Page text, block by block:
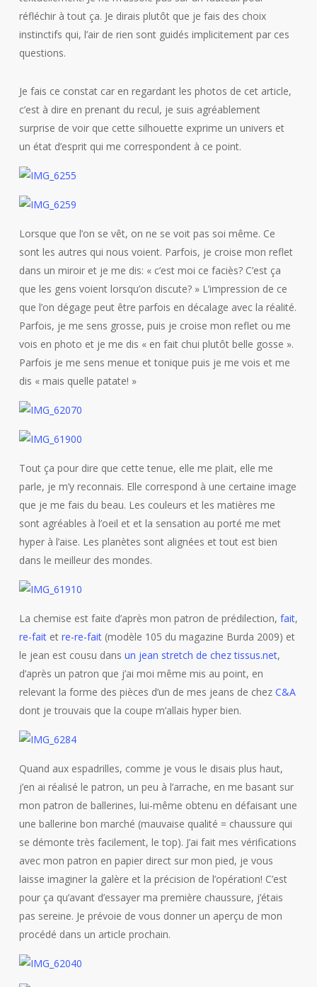
réfléchir à tout ça. Je dirais plutôt que je fais des choix
instinctifs qui, l’air de rien sont guidés implicitement par ces
questions.
Je fais ce constat car en regardant les photos de cet article,
c’est à dire en prenant du recul, je suis agréablement
surprise de voir que cette silhouette exprime un univers et
un état d’esprit qui me correspondent à ce point.
Lorsque que l’on se vêt, on ne se voit pas soi même. Ce
sont les autres qui nous voient. Parfois, je croise mon reflet
dans un miroir et je me dis: « c’est moi ce faciès? C’est ça
que les gens voient lorsqu’on discute? » L’impression de ce
que l’on dégage peut être parfois en décalage avec la réalité.
Parfois, je me sens grosse, puis je croise mon reflet ou me
vois en photo et je me dis « en fait chui plutôt belle gosse ».
Parfois je me sens menue et tonique puis je me vois et me
dis « mais quelle patate! »
Tout ça pour dire que cette tenue, elle me plait, elle me
parle, je m’y reconnais. Elle correspond à une certaine image
que je me fais du beau. Les couleurs et les matières me
sont agréables à l’oeil et et la sensation au porté me met
hyper à l’aise. Les planètes sont alignées et tout est bien
dans le meilleur des mondes.
La chemise est faite d’après mon patron de prédilection, fait,
re-faitet re-re-fait(modèle 105 du magazine Burda 2009) et
le jean est cousu dans un jean stretch de chez tissus.net,
d’après un patron que j’ai moi même mis au point, en
relevant la forme des pièces d’un de mes jeans de chez C&A
dont je trouvais que la coupe m’allais hyper bien.
Quand aux espadrilles, comme je vous le disais plus haut,
j’en ai réalisé le patron, un peu à l’arrache, en me basant sur
mon patron de ballerines, lui-même obtenu en défaisant une
une ballerine bon marché (mauvaise qualité = chaussure qui
se démonte très facilement, le top). J’ai fait mes vérifications
avec mon patron en papier direct sur mon pied, je vous
laisse imaginer la galère et la précision de l’opération! C’est
pour ça qu’avant d’essayer ma première chaussure, j’étais
pas sereine. Je prévoie de vous donner un aperçu de mon
procédé dans un article prochain.